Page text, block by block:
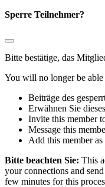
Sperre Teilnehmer?
Bitte bestätige, das
You will no longer be able
Beiträge des
Erwähnen Sie
Invite this member
Message this
Add this member
Bitte beachten Sie: This
your connections and
few minutes for this